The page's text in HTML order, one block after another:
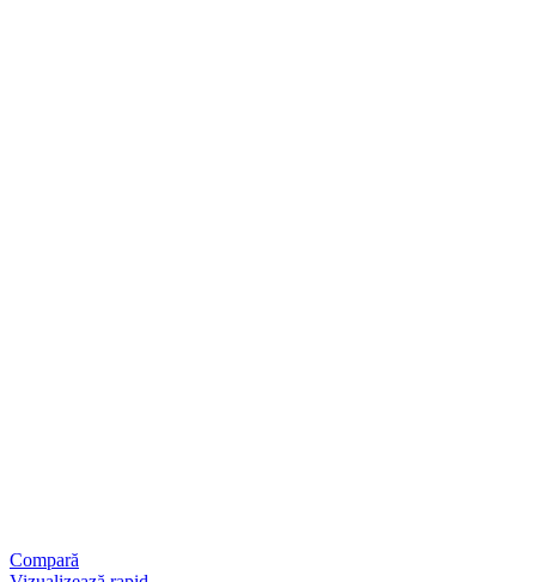
Compară